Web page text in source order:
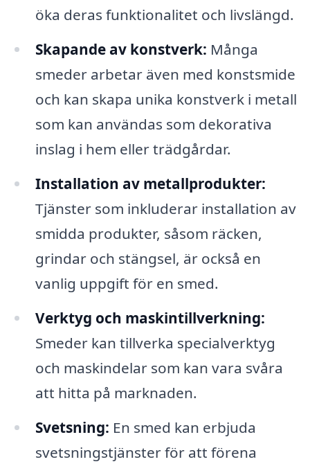
öka deras funktionalitet och livslängd.
Skapande av konstverk: Många
smeder arbetar även med konstsmide
och kan skapa unika konstverk i metall
som kan användas som dekorativa
inslag i hem eller trädgårdar.
Installation av metallprodukter:
Tjänster som inkluderar installation av
smidda produkter, såsom räcken,
grindar och stängsel, är också en
vanlig uppgift för en smed.
Verktyg och maskintillverkning:
Smeder kan tillverka specialverktyg
och maskindelar som kan vara svåra
att hitta på marknaden.
Svetsning: En smed kan erbjuda
svetsningstjänster för att förena